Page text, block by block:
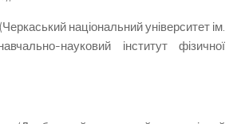
національний університет ім.
науковий інститут фізичної